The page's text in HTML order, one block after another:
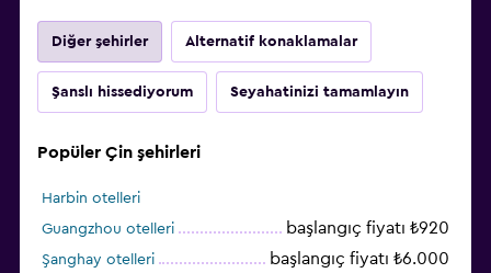
Diğer şehirler Alternatif konaklamalar
Şanslı hissediyorum Seyahatinizi tamamlayın
Popüler Çin şehirleri
Harbin otelleri
Guangzhou otelleri
başlangıç fiyatı ₺920
Şanghay otelleri başlangıç fiyatı ₺6.000